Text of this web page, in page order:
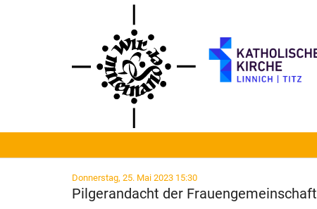
Donnerstag, 25. Mai 2023 15:30:
Pilgerandacht der Frauengemeinschaft